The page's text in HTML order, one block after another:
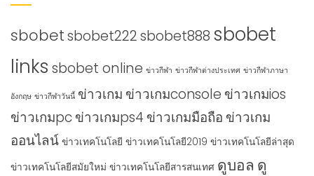
sbobetsbobet222sbobet888 sbobet
links sbobet online ข่าวกีฬา ข่าวกีฬาต่างประเทศ ข่าวกีฬาภาษา
อังกฤษ ข่าวกีฬาวันนี้ ข่าวเกม ข่าวเกมconsole ข่าวเกมios
ข่าวเกมpcข่าวเกมps4 ข่าวเกมมือถือ ข่าวเกม
ออนไลน์ ข่าวเทคโนโลยี ข่าวเทคโนโลยี2019 ข่าวเทคโนโลยีล่าสุด
ข่าวเทคโนโลยีสมัยใหม่ ข่าวเทคโนโลยีสารสนเทศ ดูบอล ดู